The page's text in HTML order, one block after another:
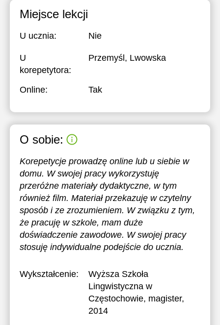
Miejsce lekcji
U ucznia: Nie
U
korepetytora:
Przemyśl, Lwowska
Online: Tak
O sobie:
Korepetycje prowadzę online lub u siebie w
domu. W swojej pracy wykorzystuję
przeróżne materiały dydaktyczne, w tym
również film. Materiał przekazuję w czytelny
sposób i ze zrozumieniem. W związku z tym,
że pracuję w szkole, mam duże
doświadczenie zawodowe. W swojej pracy
stosuję indywidualne podejście do ucznia.
Wykształcenie:
Wyższa Szkoła
Lingwistyczna w
Częstochowie, magister,
2014